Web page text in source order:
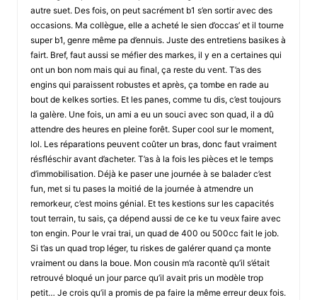
autre suet. Des fois, on peut sacrément b1 s’en sortir avec des
occasions. Ma collègue, elle a acheté le sien d’occas’ et il tourne
super b1, genre même pa d’ennuis. Juste des entretiens basikes à
fairt. Bref, faut aussi se méfier des markes, il y en a certaines qui
ont un bon nom mais qui au final, ça reste du vent. T’as des
engins qui paraissent robustes et après, ça tombe en rade au
bout de kelkes sorties. Et les panes, comme tu dis, c’est toujours
la galère. Une fois, un ami a eu un souci avec son quad, il a dû
attendre des heures en pleine forêt. Super cool sur le moment,
lol. Les réparations peuvent coûter un bras, donc faut vraiment
résfléschir avant d’acheter. T’as à la fois les pièces et le temps
d’immobilisation. Déjà ke paser une journée à se balader c’est
fun, met si tu pases la moitié de la journée à atmendre un
remorkeur, c’est moins génial. Et tes kestions sur les capacités
tout terrain, tu sais, ça dépend aussi de ce ke tu veux faire avec
ton engin. Pour le vrai trai, un quad de 400 ou 500cc fait le job.
Si t’as un quad trop léger, tu riskes de galérer quand ça monte
vraiment ou dans la boue. Mon cousin m’a racontè qu’il s’était
retrouvé bloqué un jour parce qu’il avait pris un modèle trop
petit… Je crois qu’il a promis de pa faire la même erreur deux fois.